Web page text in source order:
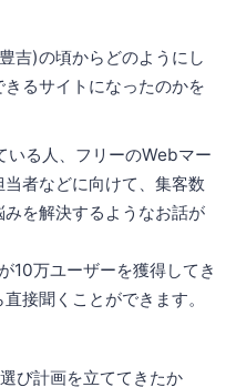
吉)の頃からどのようにし
るサイトになったのかを
いる人、フリーのWebマー
者などに向けて、集客数
を解決するようなお話が
10万ユーザーを獲得してき
接聞くことができます。
び計画を立ててきたか